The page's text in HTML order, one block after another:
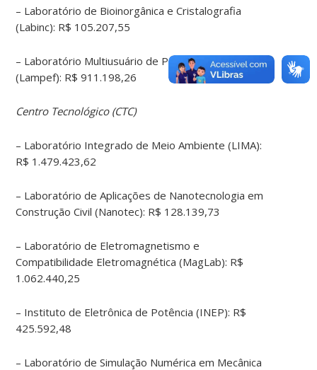
– Laboratório de Bioinorgânica e Cristalografia
(Labinc): R$ 105.207,55
– Laboratório Multiusuário de Pesquisas Físicas
(Lampef): R$ 911.198,26
Centro Tecnológico (CTC)
– Laboratório Integrado de Meio Ambiente (LIMA):
R$ 1.479.423,62
– Laboratório de Aplicações de Nanotecnologia em
Construção Civil (Nanotec): R$ 128.139,73
– Laboratório de Eletromagnetismo e
Compatibilidade Eletromagnética (MagLab): R$
1.062.440,25
– Instituto de Eletrônica de Potência (INEP): R$
425.592,48
– Laboratório de Simulação Numérica em Mecânica